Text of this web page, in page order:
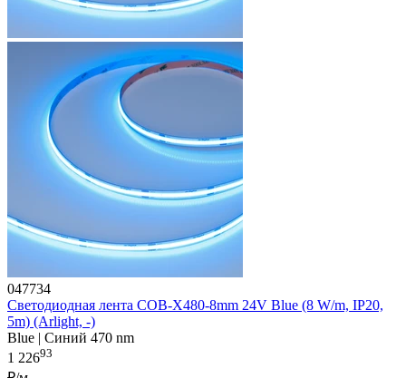
047734
Светодиодная лента COB-X480-8mm 24V Blue (8 W/m, IP20,
5m) (Arlight, -)
Blue | Синий 470 nm
1 22693